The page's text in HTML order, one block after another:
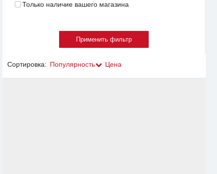
Только наличие вашего магазина
Сортировка: Популярность Цена